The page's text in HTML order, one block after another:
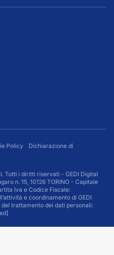
Policy
Dichiarazione di
Tutti i diritti riservati - GEDI Digital
n. 15, 10126 TORINO - Capitale
Iva e Codice Fiscale:
e coordinamento di GEDI
trattamento dei dati personali: